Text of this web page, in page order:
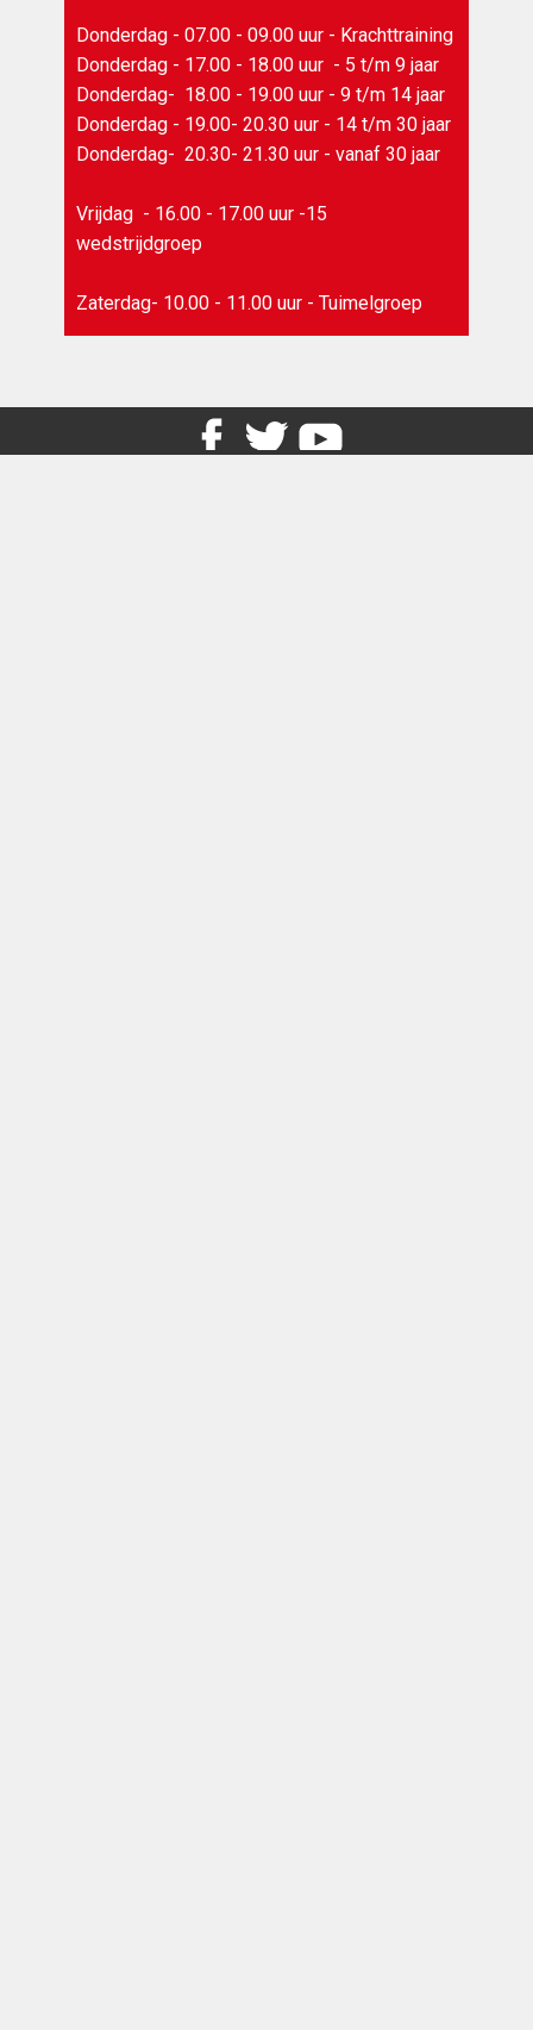
Donderdag - 07.00 - 09.00 uur - Krachttraining
Donderdag - 17.00 - 18.00 uur - 5 t/m 9 jaar
Donderdag- 18.00 - 19.00 uur - 9 t/m 14 jaar
Donderdag - 19.00- 20.30 uur - 14 t/m 30 jaar
Donderdag- 20.30- 21.30 uur - vanaf 30 jaar
Vrijdag - 16.00 - 17.00 uur -15
wedstrijdgroep
Zaterdag- 10.00 - 11.00 uur - Tuimelgroep